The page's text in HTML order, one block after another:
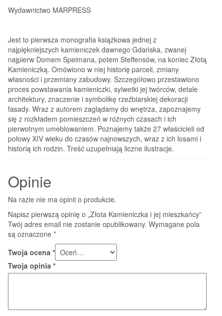
Wydawnictwo MARPRESS
Jest to pierwsza monografia książkowa jednej z
najpiękniejszych kamieniczek dawnego Gdańska, zwanej
najpierw Domem Speimana, potem Steffensów, na koniec Złotą
Kamieniczką. Omówiono w niej historię parceli, zmiany
własności i przemiany zabudowy. Szczegółowo przestawiono
proces powstawania kamieniczki, sylwetki jej twórców, detale
architektury, znaczenie i symbolikę rzeźbiarskiej dekoracji
fasady. Wraz z autorem zaglądamy do wnętrza, zapoznajemy
się z rozkładem pomieszczeń w różnych czasach i ich
pierwotnym umeblowaniem. Poznajemy także 27 właścicieli od
połowy XIV wieku do czasów najnowszych, wraz z ich losami i
historią ich rodzin. Treść uzupełniają liczne ilustracje.
Opinie
Na razie nie ma opinii o produkcie.
Napisz pierwszą opinię o „Złota Kamieniczka i jej mieszkańcy”
Twój adres email nie zostanie opublikowany. Wymagane pola
są oznaczone *
Twoja ocena *
Twoja opinia *